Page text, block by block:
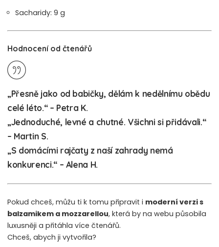
Sacharidy: 9 g
Hodnocení od čtenářů
„Přesně jako od babičky, dělám k nedělnímu obědu
celé léto.“ – Petra K.
„Jednoduché, levné a chutné. Všichni si přidávali.“
– Martin S.
„S domácími rajčaty z naší zahrady nemá
konkurenci.“ – Alena H.
Pokud chceš, můžu ti k tomu připravit i moderní verzi s
balzamikem a mozzarellou, která by na webu působila
luxusněji a přitáhla více čtenářů.
Chceš, abych ji vytvořila?